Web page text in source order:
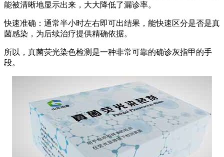
能被清晰地显示出来，大大降低了漏诊率。
快速准确：通常半小时左右即可出结果，能快速区分是否是真
菌感染，为后续治疗提供精确依据。
所以，真菌荧光染色检测是一种非常可靠的确诊灰指甲的手
段。